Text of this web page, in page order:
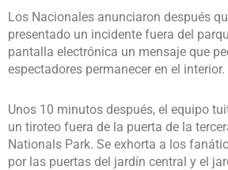
Los Nacionales anunciaron después
presentado un incidente fuera del
pantalla electrónica un mensaje que
espectadores permanecer en el interior.
Unos 10 minutos después, el equipo
un tiroteo fuera de la puerta de la
Nationals Park. Se exhorta a los
por las puertas del jardín central y el